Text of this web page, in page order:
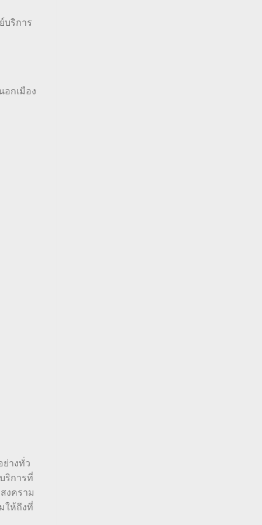
บริการ
อกเมือง
างทั่ว
ริการที่
งคราม
ให้ถึงที่